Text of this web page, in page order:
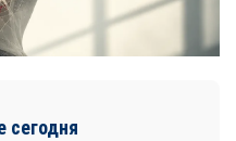
сегодня